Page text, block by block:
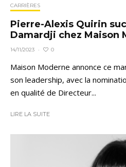
CARRIÈRES
Pierre-Alexis Quirin
Damardji chez Maison
14/11/2023 · 0
Maison Moderne annonce ce
son leadership, avec la
en qualité de Directeur...
LIRE LA SUITE